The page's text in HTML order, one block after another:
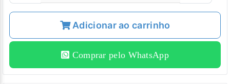
Adicionar ao carrinho
Comprar pelo WhatsApp